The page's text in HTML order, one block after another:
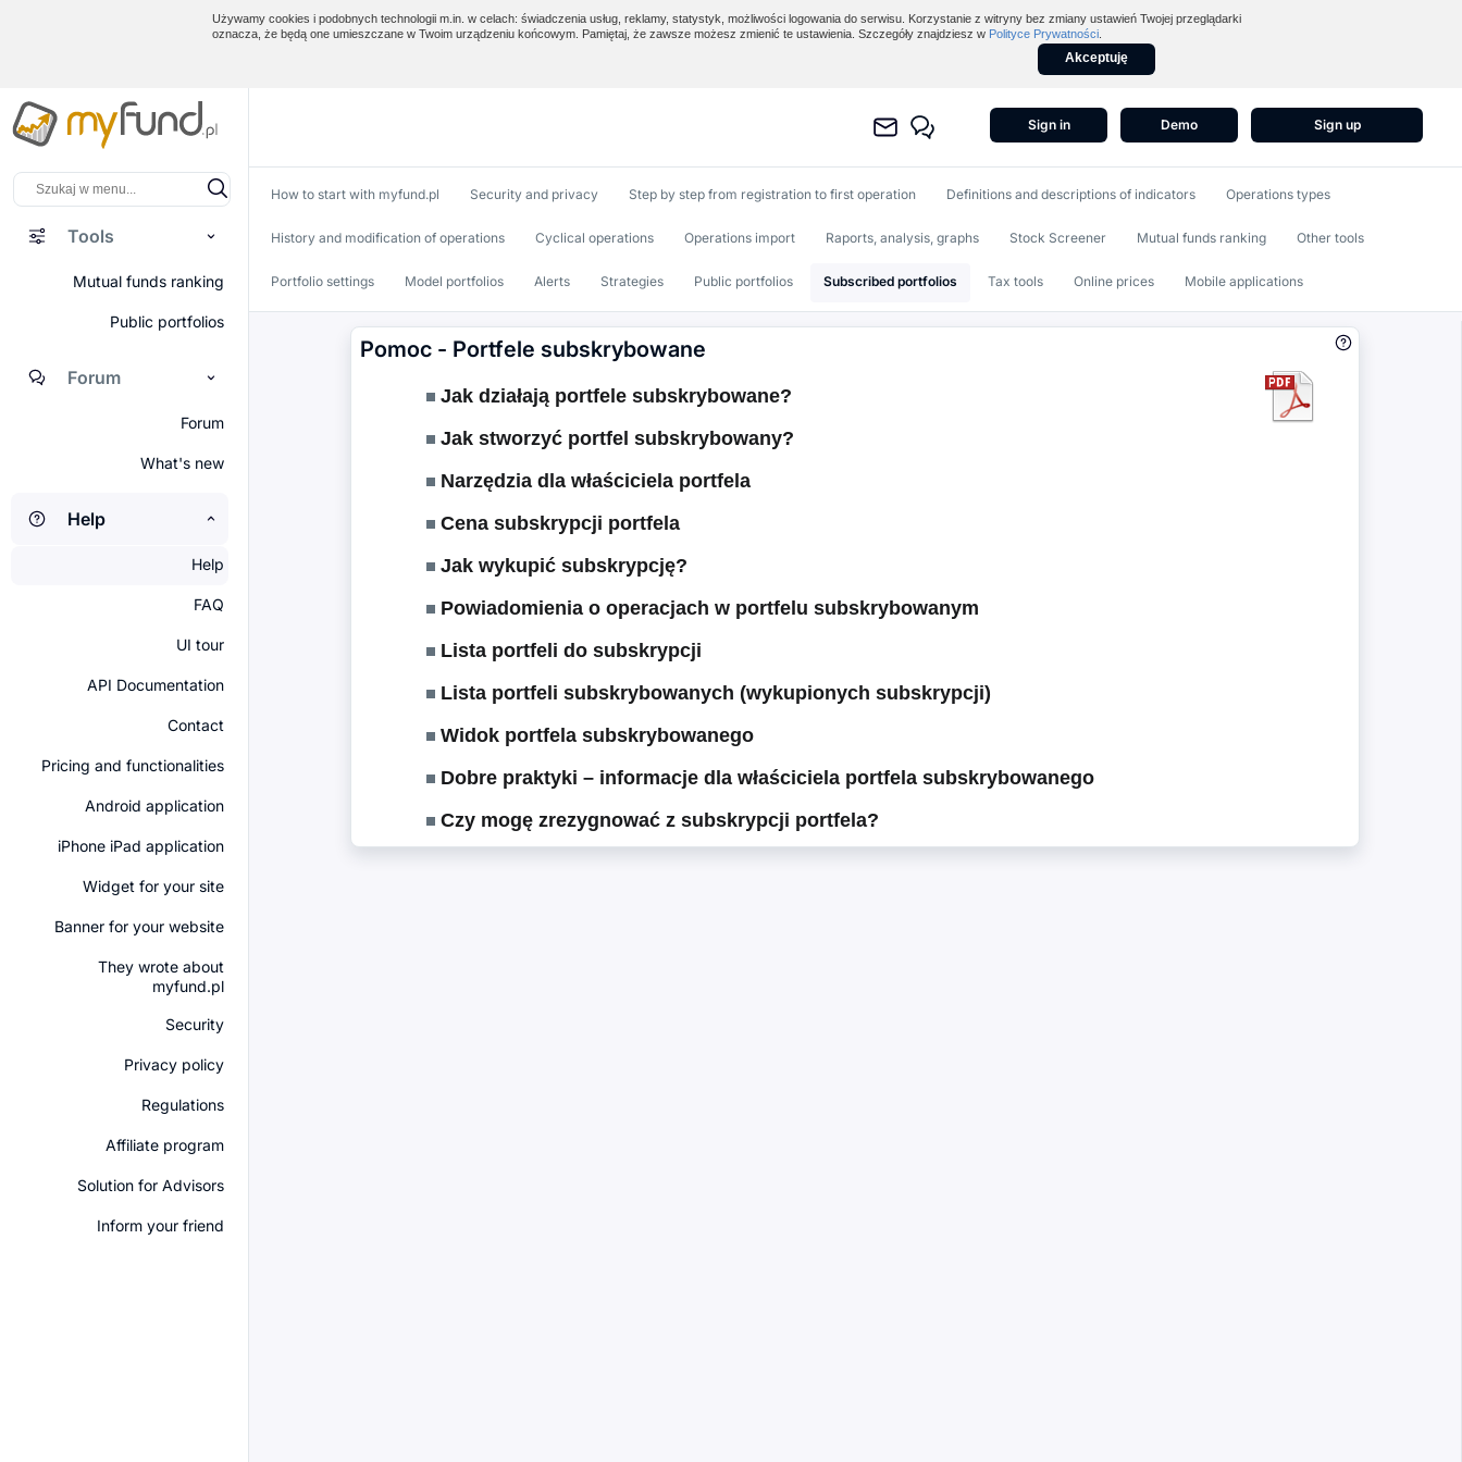
Używamy cookies i podobnych technologii m.in. w celach: świadczenia usług, reklamy, statystyk, możliwości logowania do serwisu. Korzystanie z witryny bez zmiany ustawień Twojej przeglądarki
oznacza, że będą one umieszczane w Twoim urządzeniu końcowym. Pamiętaj, że zawsze możesz zmienić te ustawienia. Szczegóły znajdziesz w Polityce Prywatności
Akceptuję
Tools
Mutual funds ranking
Public portfolios
Forum
Forum
What's new
Help
Help
FAQ
UI tour
API Documentation
Contact
Pricing and functionalities
Android application
iPhone iPad application
Widget for your site
Banner for your website
They wrote about
myfund.pl
Security
Privacy policy
Regulations
Affiliate program
Solution for Advisors
Inform your friend
Sign in Demo Sign up
How to start with myfund.pl Security and privacy Step by step from registration to first operation Definitions and descriptions of indicators Operations types
History and modification of operations Cyclical operations Operations import Raports, analysis, graphs Stock Screener Mutual funds ranking Other tools
Portfolio settings Model portfolios Alerts Strategies Public portfolios Subscribed portfolios Tax tools Online prices Mobile applications
Pomoc - Portfele subskrybowane
Jak działają portfele subskrybowane?
Jak stworzyć portfel subskrybowany?
Narzędzia dla właściciela portfela
Cena subskrypcji portfela
Jak wykupić subskrypcję?
Powiadomienia o operacjach w portfelu subskrybowanym
Lista portfeli do subskrypcji
Lista portfeli subskrybowanych (wykupionych subskrypcji)
Widok portfela subskrybowanego
Dobre praktyki – informacje dla właściciela portfela subskrybowanego
Czy mogę zrezygnować z subskrypcji portfela?